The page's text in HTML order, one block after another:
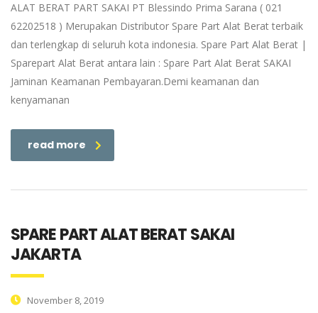
ALAT BERAT PART SAKAI PT Blessindo Prima Sarana ( 021
62202518 ) Merupakan Distributor Spare Part Alat Berat terbaik
dan terlengkap di seluruh kota indonesia. Spare Part Alat Berat |
Sparepart Alat Berat antara lain : Spare Part Alat Berat SAKAI
Jaminan Keamanan Pembayaran.Demi keamanan dan
kenyamanan
read more
SPARE PART ALAT BERAT SAKAI
JAKARTA
November 8, 2019